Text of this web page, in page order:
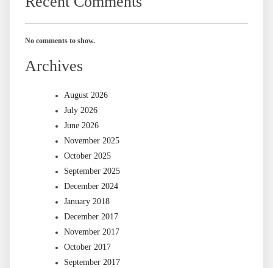
No comments to show.
Archives
August 2026
July 2026
June 2026
November 2025
October 2025
September 2025
December 2024
January 2018
December 2017
November 2017
October 2017
September 2017